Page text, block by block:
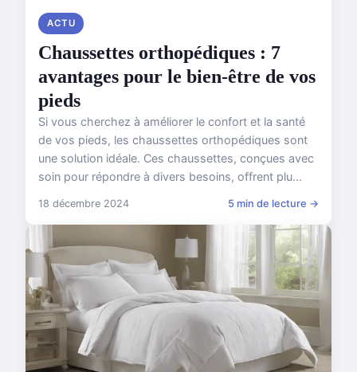
ACTU
Chaussettes orthopédiques : 7
avantages pour le bien-être de vos
pieds
Si vous cherchez à améliorer le confort et la santé
de vos pieds, les chaussettes orthopédiques sont
une solution idéale. Ces chaussettes, conçues avec
soin pour répondre à divers besoins, offrent plu...
18 décembre 2024 5 min de lecture →